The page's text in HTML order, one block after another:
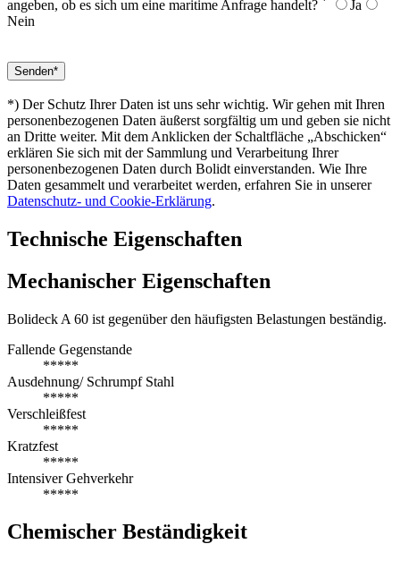
angeben, ob es sich um eine maritime Anfrage handelt?
Ja
Nein
*) Der Schutz Ihrer Daten ist uns sehr wichtig. Wir gehen mit Ihren
personenbezogenen Daten äußerst sorgfältig um und geben sie nicht
an Dritte weiter. Mit dem Anklicken der Schaltfläche „Abschicken“
erklären Sie sich mit der Sammlung und Verarbeitung Ihrer
personenbezogenen Daten durch Bolidt einverstanden. Wie Ihre
Daten gesammelt und verarbeitet werden, erfahren Sie in unserer
Datenschutz- und Cookie-Erklärung.
Technische Eigenschaften
Mechanischer Eigenschaften
Bolideck A 60 ist gegenüber den häufigsten Belastungen beständig.
Fallende Gegenstande
*****
Ausdehnung/ Schrumpf Stahl
*****
Verschleißfest
*****
Kratzfest
*****
Intensiver Gehverkehr
*****
Chemischer Beständigkeit